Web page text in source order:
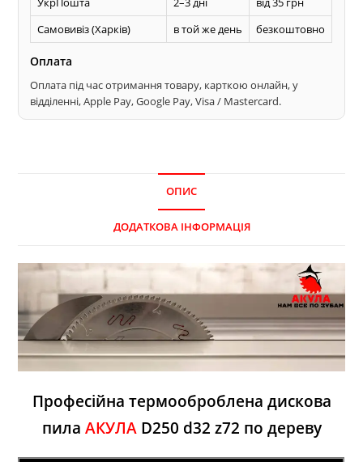
Самовивіз (Харків)
в той же день безкоштовно
Оплата
Оплата під час отримання товару, карткою онлайн, у
відділенні, Apple Pay, Google Pay, Visa / Mastercard.
ОПИС
ДОДАТКОВА ІНФОРМАЦІЯ
Професійна термооброблена дискова
пила АКУЛА D250 d32 z72 по дереву